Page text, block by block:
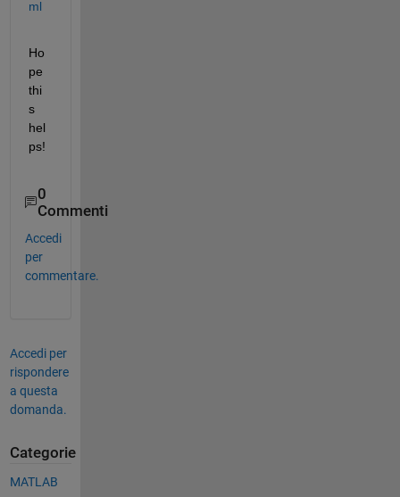
ml
Ho
pe
thi
s
hel
ps!
0
Commenti
Accedi
per
commentare.
Accedi per
rispondere
a questa
domanda.
Categorie
MATLAB